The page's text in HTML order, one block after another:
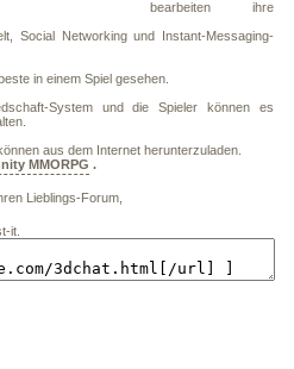
bearbeiten ihre
Social Networking und Instant-Messaging-
in einem Spiel gesehen.
System und die Spieler können es
aus dem Internet herunterzuladen.
MMORPG .
Lieblings-Forum,
it.